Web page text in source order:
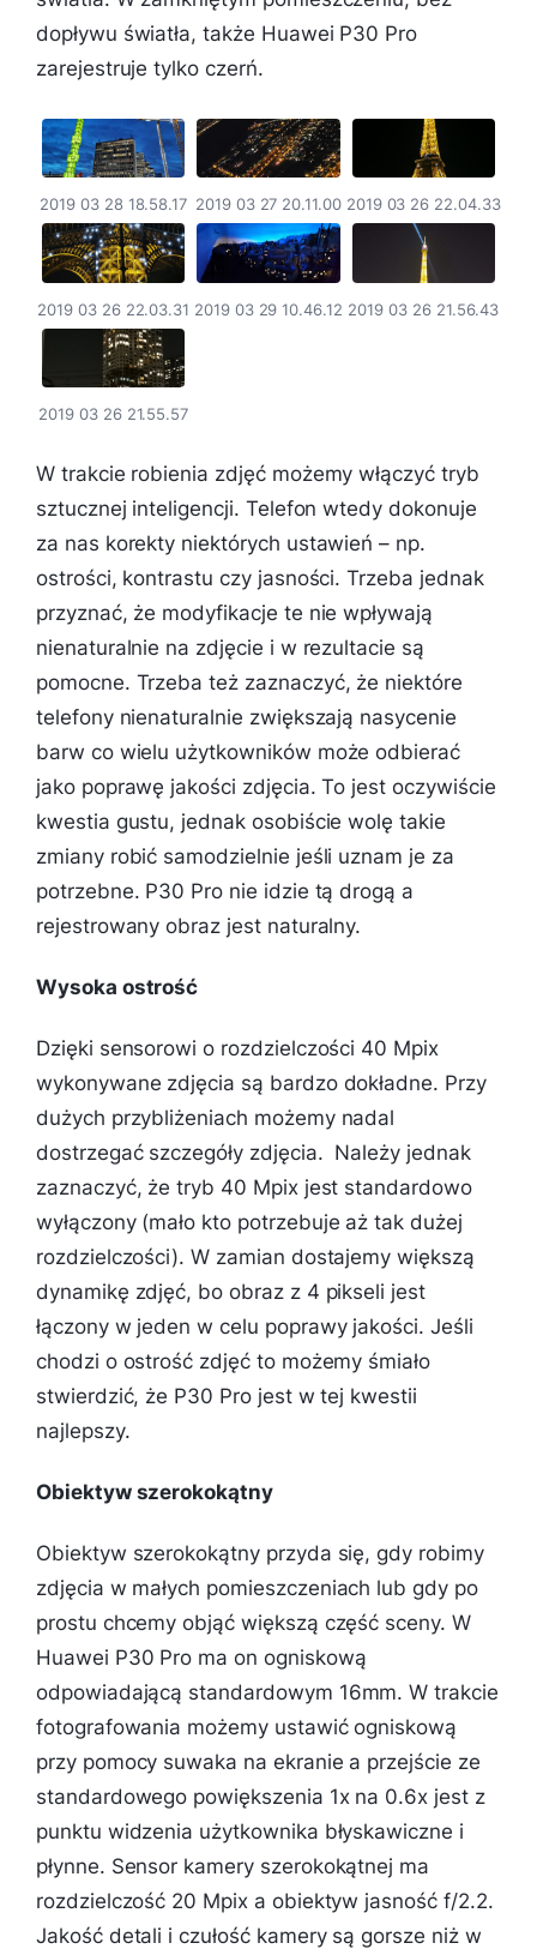
dopływu światła, także Huawei P30 Pro
zarejestruje tylko czerń.
2019 03 28 18.58.17 2019 03 27 20.11.00 2019 03 26 22.04.33
2019 03 26 22.03.31 2019 03 29 10.46.12 2019 03 26 21.56.43
2019 03 26 21.55.57
W trakcie robienia zdjęć możemy włączyć tryb
sztucznej inteligencji. Telefon wtedy dokonuje
za nas korekty niektórych ustawień – np.
ostrości, kontrastu czy jasności. Trzeba jednak
przyznać, że modyfikacje te nie wpływają
nienaturalnie na zdjęcie i w rezultacie są
pomocne. Trzeba też zaznaczyć, że niektóre
telefony nienaturalnie zwiększają nasycenie
barw co wielu użytkowników może odbierać
jako poprawę jakości zdjęcia. To jest oczywiście
kwestia gustu, jednak osobiście wolę takie
zmiany robić samodzielnie jeśli uznam je za
potrzebne. P30 Pro nie idzie tą drogą a
rejestrowany obraz jest naturalny.
Wysoka ostrość
Dzięki sensorowi o rozdzielczości 40 Mpix
wykonywane zdjęcia są bardzo dokładne. Przy
dużych przybliżeniach możemy nadal
dostrzegać szczegóły zdjęcia. Należy jednak
zaznaczyć, że tryb 40 Mpix jest standardowo
wyłączony (mało kto potrzebuje aż tak dużej
rozdzielczości). W zamian dostajemy większą
dynamikę zdjęć, bo obraz z 4 pikseli jest
łączony w jeden w celu poprawy jakości. Jeśli
chodzi o ostrość zdjęć to możemy śmiało
stwierdzić, że P30 Pro jest w tej kwestii
najlepszy.
Obiektyw szerokokątny
Obiektyw szerokokątny przyda się, gdy robimy
zdjęcia w małych pomieszczeniach lub gdy po
prostu chcemy objąć większą część sceny. W
Huawei P30 Pro ma on ogniskową
odpowiadającą standardowym 16mm. W trakcie
fotografowania możemy ustawić ogniskową
przy pomocy suwaka na ekranie a przejście ze
standardowego powiększenia 1x na 0.6x jest z
punktu widzenia użytkownika błyskawiczne i
płynne. Sensor kamery szerokokątnej ma
rozdzielczość 20 Mpix a obiektyw jasność f/2.2.
Jakość detali i czułość kamery są gorsze niż w